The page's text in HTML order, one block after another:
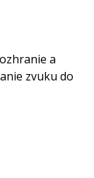
a
zvuku do